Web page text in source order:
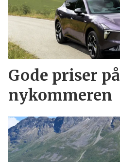
Gode priser på
nykommeren